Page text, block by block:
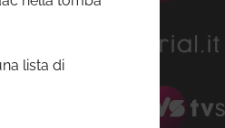
lista di